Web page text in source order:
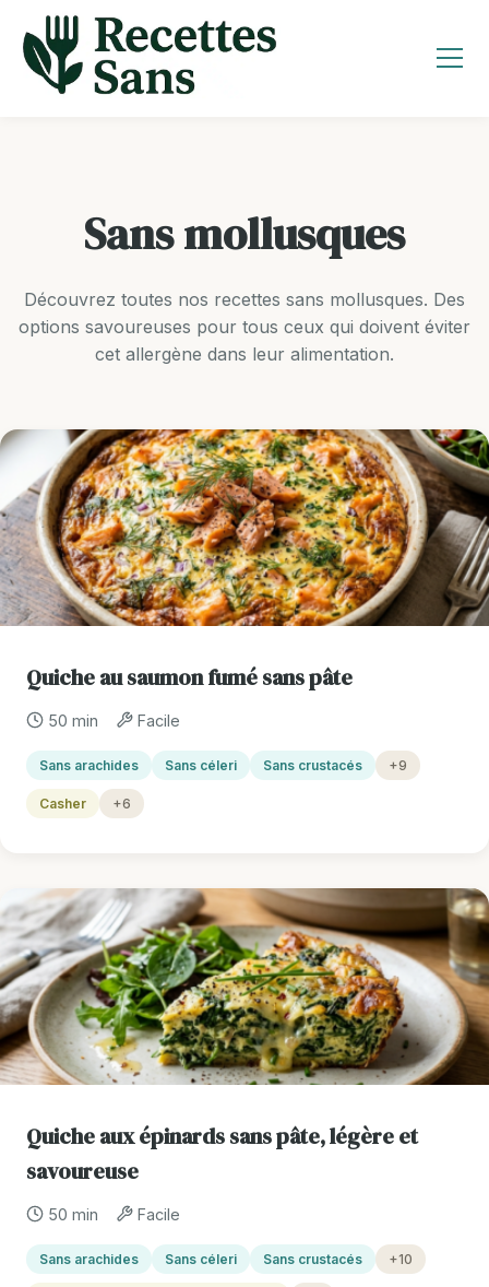
contenu
Sans mollusques
Découvrez toutes nos recettes sans mollusques. Des
options savoureuses pour tous ceux qui doivent éviter
cet allergène dans leur alimentation.
Quiche au saumon fumé sans pâte
50 min Facile
Sans arachides Sans céleri Sans crustacés +9
Casher +6
Quiche aux épinards sans pâte, légère et
savoureuse
50 min Facile
Sans arachides Sans céleri Sans crustacés +10